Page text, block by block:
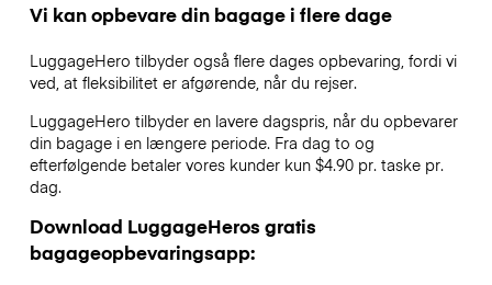
Vi kan opbevare din bagage i flere dage
LuggageHero tilbyder også flere dages opbevaring, fordi vi
ved, at fleksibilitet er afgørende, når du rejser.
LuggageHero tilbyder en lavere dagspris, når du opbevarer
din bagage i en længere periode. Fra dag to og
efterfølgende betaler vores kunder kun $4.90 pr. taske pr.
dag.
Download LuggageHeros gratis
bagageopbevaringsapp: